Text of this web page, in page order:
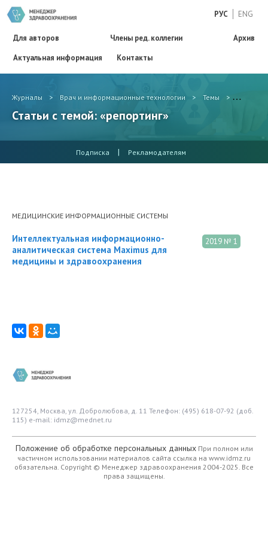
РУС ENG
Для авторов Члены ред. коллегии
Архив
Актуальная информация
Контакты
Журналы > Врач и информационные технологии > Темы >
Статьи с темой: «репортинг»
Подписка | Рекламодателям
МЕДИЦИНСКИЕ ИНФОРМАЦИОННЫЕ СИСТЕМЫ
2019 № 1
Интеллектуальная информационно-
аналитическая система Maximus для
медицины и здравоохранения
127254, Москва, ул. Добролюбова, д. 11 Телефон: (495) 618-07-92 (доб.
115) e-mail: idmz@mednet.ru
Положение об обработке персональных данныхПри полном или
частичном использовании материалов сайта ссылка на www.idmz.ru
обязательна. Copyright © Менеджер здравоохранения 2004-2025. Все
права защищены.